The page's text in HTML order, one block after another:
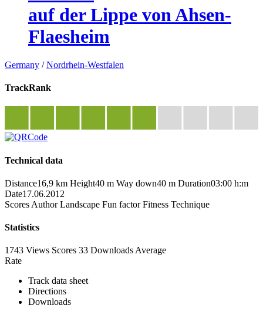
auf der Lippe von Ahsen-
Flaesheim
Germany /Nordrhein-Westfalen
TrackRank
Technical data
Distance16,9 km Height40 m Way down40 m Duration03:00 h:m
Date17.06.2012
Scores Author Landscape Fun factor Fitness Technique
Statistics
1743 Views Scores 33 Downloads Average
Rate
Track data sheet
Directions
Downloads